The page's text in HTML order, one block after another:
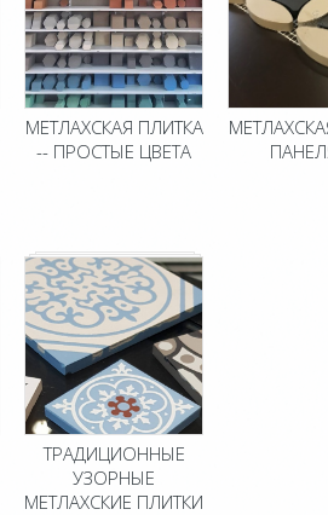
МЕТЛАХСКАЯ ПЛИТКА
-- ПРОСТЫЕ ЦВЕТА
ТРАДИЦИОННЫЕ
УЗОРНЫЕ
МЕТЛАХСКИЕ ПЛИТКИ